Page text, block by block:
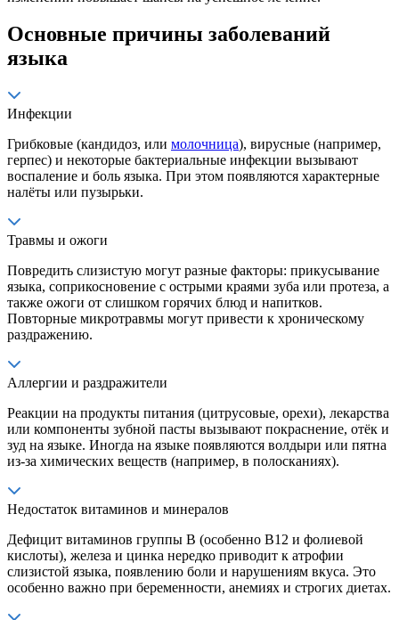
Основные причины заболеваний
языка
Инфекции
Грибковые (кандидоз, или молочница), вирусные (например,
герпес) и некоторые бактериальные инфекции вызывают
воспаление и боль языка. При этом появляются характерные
налёты или пузырьки.
Травмы и ожоги
Повредить слизистую могут разные факторы: прикусывание
языка, соприкосновение с острыми краями зуба или протеза, а
также ожоги от слишком горячих блюд и напитков.
Повторные микротравмы могут привести к хроническому
раздражению.
Аллергии и раздражители
Реакции на продукты питания (цитрусовые, орехи), лекарства
или компоненты зубной пасты вызывают покраснение, отёк и
зуд на языке. Иногда на языке появляются волдыри или пятна
из-за химических веществ (например, в полосканиях).
Недостаток витаминов и минералов
Дефицит витаминов группы В (особенно В12 и фолиевой
кислоты), железа и цинка нередко приводит к атрофии
слизистой языка, появлению боли и нарушениям вкуса. Это
особенно важно при беременности, анемиях и строгих диетах.